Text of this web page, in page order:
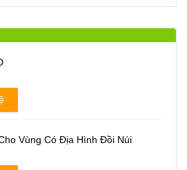
Vùng Có Địa Hình Đồi Núi